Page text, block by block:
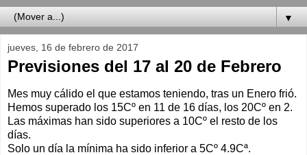
▼
jueves, 16 de febrero de 2017
Previsiones del 17 al 20 de Febrero
Mes muy cálido el que estamos teniendo, tras un Enero frió.
Hemos superado los 15Cº en 11 de 16 días, los 20Cº en 2.
Las máximas han sido superiores a 10Cº el resto de los
días.
Solo un día la mínima ha sido inferior a 5Cº 4.9Cª.